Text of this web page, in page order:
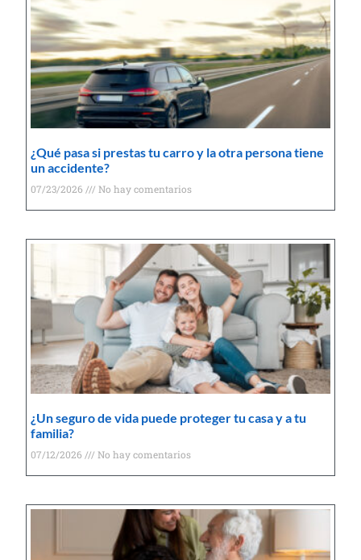
¿Qué pasa si prestas tu carro y la otra persona tiene
un accidente?
07/23/2026 No hay comentarios
¿Un seguro de vida puede proteger tu casa y a tu
familia?
07/12/2026 No hay comentarios